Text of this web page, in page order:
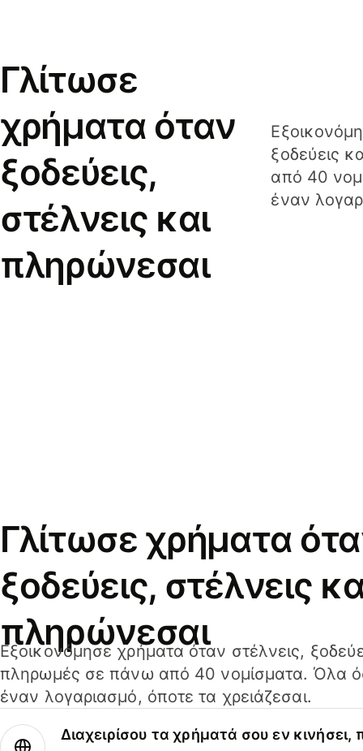
Γλίτωσε
χρήματα όταν
ξοδεύεις,
στέλνεις και
πληρώνεσαι
ξοδεύεις
από 40
έναν
Γλίτωσε χρήματα
ξοδεύεις, στέλνεις
πληρώνεσαι
Εξοικονόμησε χρήματα όταν στέλνεις,
πληρωμές σε πάνω από 40 νομίσματα. Όλα
έναν λογαριασμό, όποτε τα χρειάζεσαι.
Διαχειρίσου τα χρήματά σου εν